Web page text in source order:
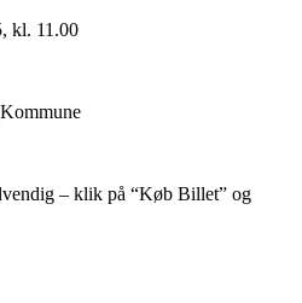
kl. 11.00
– klik på “Køb Billet” og